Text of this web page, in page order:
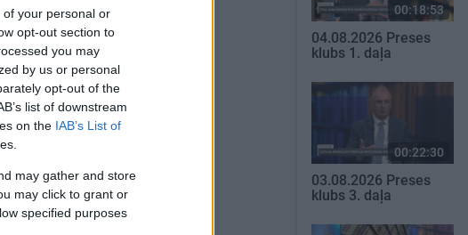
your personal or
opt-out section to
you may
by us or personal
opt-out of the
list of downstream
on the IAB’s List of
may gather and store
may click to grant or
specified purposes
00:18:53
04.08.2026 Preses
klubs 1. daļa
00:22:30
03.08.2026 Preses
klubs 3. daļa